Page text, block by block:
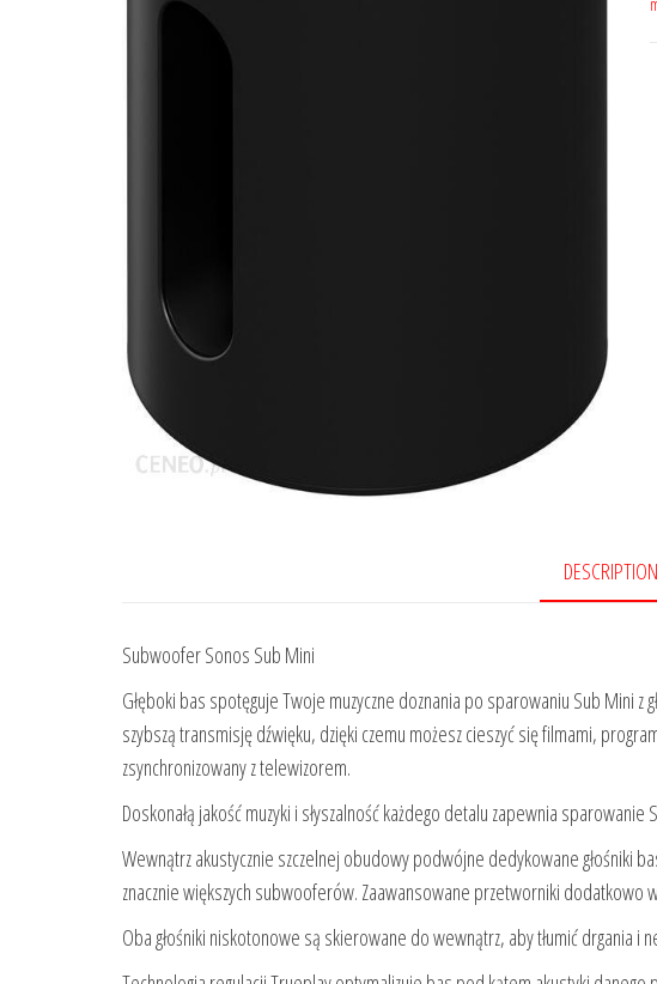
DESCRIPTION
Subwoofer Sonos Sub Mini
Głęboki bas spotęguje Twoje muzyczne doznania po sparowaniu Sub Mini z
szybszą transmisję dźwięku, dzięki czemu możesz cieszyć się filmami,
zsynchronizowany z telewizorem.
Doskonałą jakość muzyki i słyszalność każdego detalu zapewnia sparowanie
Wewnątrz akustycznie szczelnej obudowy podwójne dedykowane głośniki
znacznie większych subwooferów. Zaawansowane przetworniki dodatkowo
Oba głośniki niskotonowe są skierowane do wewnątrz, aby tłumić drgania i